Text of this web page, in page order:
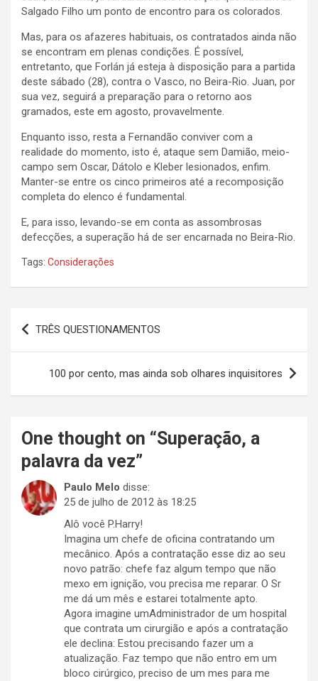
Salgado Filho um ponto de encontro para os colorados.
Mas, para os afazeres habituais, os contratados ainda não
se encontram em plenas condições. É possível,
entretanto, que Forlán já esteja à disposição para a partida
deste sábado (28), contra o Vasco, no Beira-Rio. Juan, por
sua vez, seguirá a preparação para o retorno aos
gramados, este em agosto, provavelmente.
Enquanto isso, resta a Fernandão conviver com a
realidade do momento, isto é, ataque sem Damião, meio-
campo sem Oscar, Dátolo e Kleber lesionados, enfim.
Manter-se entre os cinco primeiros até a recomposição
completa do elenco é fundamental.
E, para isso, levando-se em conta as assombrosas
defecções, a superação há de ser encarnada no Beira-Rio.
Tags: Considerações
Navegação
de
TRÊS QUESTIONAMENTOS
100 por cento, mas ainda sob olhares inquisitores
One thought on “Superação, a
palavra da vez”
Paulo Melo disse:
25 de julho de 2012 às 18:25
Alô você P.Harry!
Imagina um chefe de oficina contratando um
mecânico. Após a contratação esse diz ao seu
novo patrão: chefe faz algum tempo que não
mexo em ignição, vou precisa me reparar. O Sr
me dá um mês e estarei totalmente apto.
Agora imagine umAdministrador de um hospital
que contrata um cirurgião e após a contratação
ele declina: Estou precisando fazer um a
atualização. Faz tempo que não entro em um
bloco cirúrgico, preciso de um mes para me